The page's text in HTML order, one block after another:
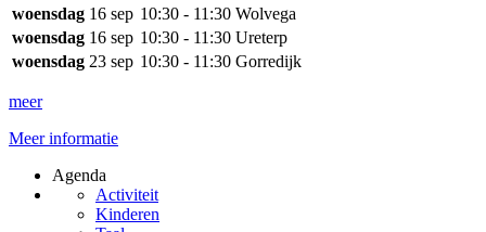
woensdag 16 sep 10:30 - 11:30 Wolvega
woensdag 16 sep 10:30 - 11:30 Ureterp
woensdag 23 sep 10:30 - 11:30 Gorredijk
meer
Meer informatie
Agenda
Activiteit
Kinderen